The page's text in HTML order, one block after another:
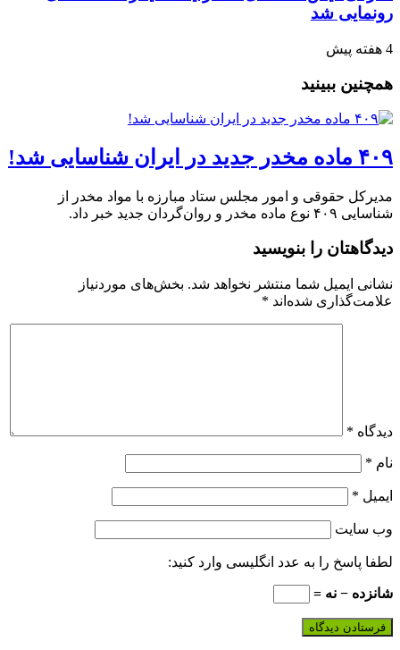
رونمایی شد
4 هفته پیش
همچنین ببینید
۴۰۹ ماده مخدر جدید در ایران شناسایی شد!
مدیرکل حقوقی و امور مجلس ستاد مبارزه با مواد مخدر از
شناسایی ۴۰۹ نوع ماده مخدر و روان‌گردان جدید خبر داد.
دیدگاهتان را بنویسید
نشانی ایمیل شما منتشر نخواهد شد. بخش‌های موردنیاز
علامت‌گذاری شده‌اند *
دیدگاه *
نام *
ایمیل *
وب‌ سایت
لطفا پاسخ را به عدد انگلیسی وارد کنید:
شانزده − نه =